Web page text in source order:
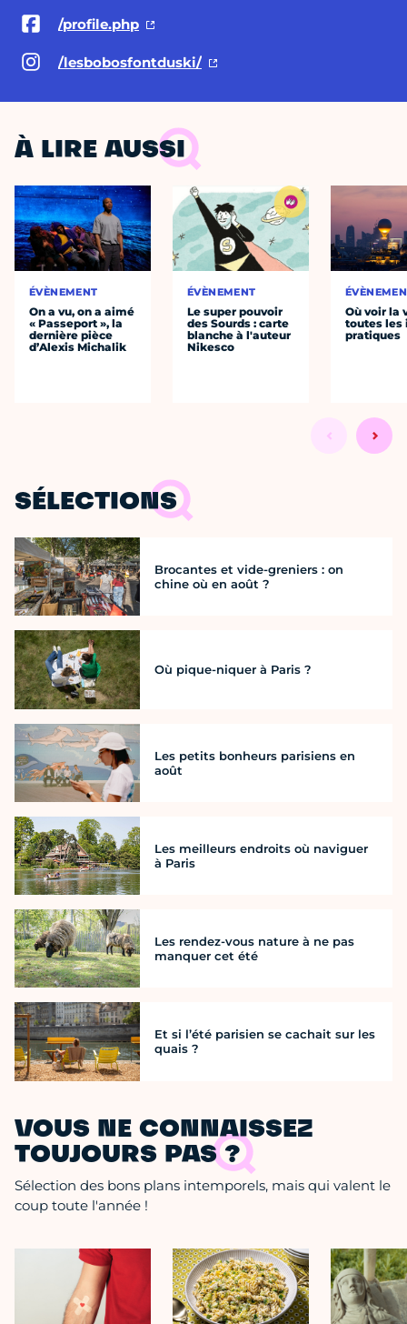
/profile.php
/lesbobosfontduski/
À LIRE AUSSI
ÉVÈNEMENT
On a vu, on a aimé
« Passeport », la
dernière pièce
d’Alexis Michalik
ÉVÈNEMENT
Le super pouvoir
des Sourds : carte
blanche à l'auteur
Nikesco
Où voir la
toutes les
pratiques
SÉLECTIONS
Brocantes et vide-greniers : on
chine où en août ?
Où pique-niquer à Paris ?
Les petits bonheurs parisiens en
août
Les meilleurs endroits où naviguer
à Paris
Les rendez-vous nature à ne pas
manquer cet été
Et si l’été parisien se cachait sur les
quais ?
VOUS NE CONNAISSEZ
TOUJOURS PAS ?
Sélection des bons plans intemporels, mais qui valent le
coup toute l'année !